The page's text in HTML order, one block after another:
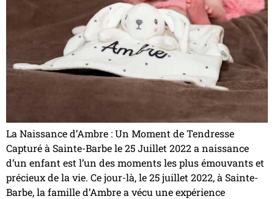
La Naissance d’Ambre : Un Moment de Tendresse
Capturé à Sainte-Barbe le 25 Juillet 2022 a naissance
d’un enfant est l’un des moments les plus émouvants et
précieux de la vie. Ce jour-là, le 25 juillet 2022, à Sainte-
Barbe, la famille d’Ambre a vécu une expérience